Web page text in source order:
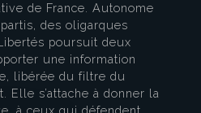
de France. Autonome
des oligarques
poursuit deux
une information
libérée du filtre du
Elle s’attache à donner la